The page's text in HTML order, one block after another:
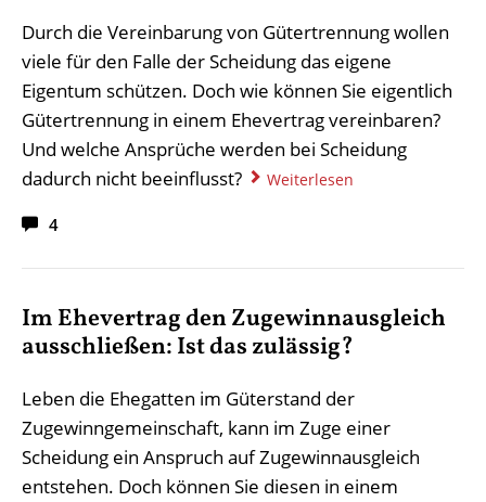
Durch die Vereinbarung von Gütertrennung wollen
viele für den Falle der Scheidung das eigene
Eigentum schützen. Doch wie können Sie eigentlich
Gütertrennung in einem Ehevertrag vereinbaren?
Und welche Ansprüche werden bei Scheidung
dadurch nicht beeinflusst?
Weiterlesen
4
Im Ehevertrag den Zugewinnausgleich
ausschließen: Ist das zulässig?
Leben die Ehegatten im Güterstand der
Zugewinngemeinschaft, kann im Zuge einer
Scheidung ein Anspruch auf Zugewinnausgleich
entstehen. Doch können Sie diesen in einem